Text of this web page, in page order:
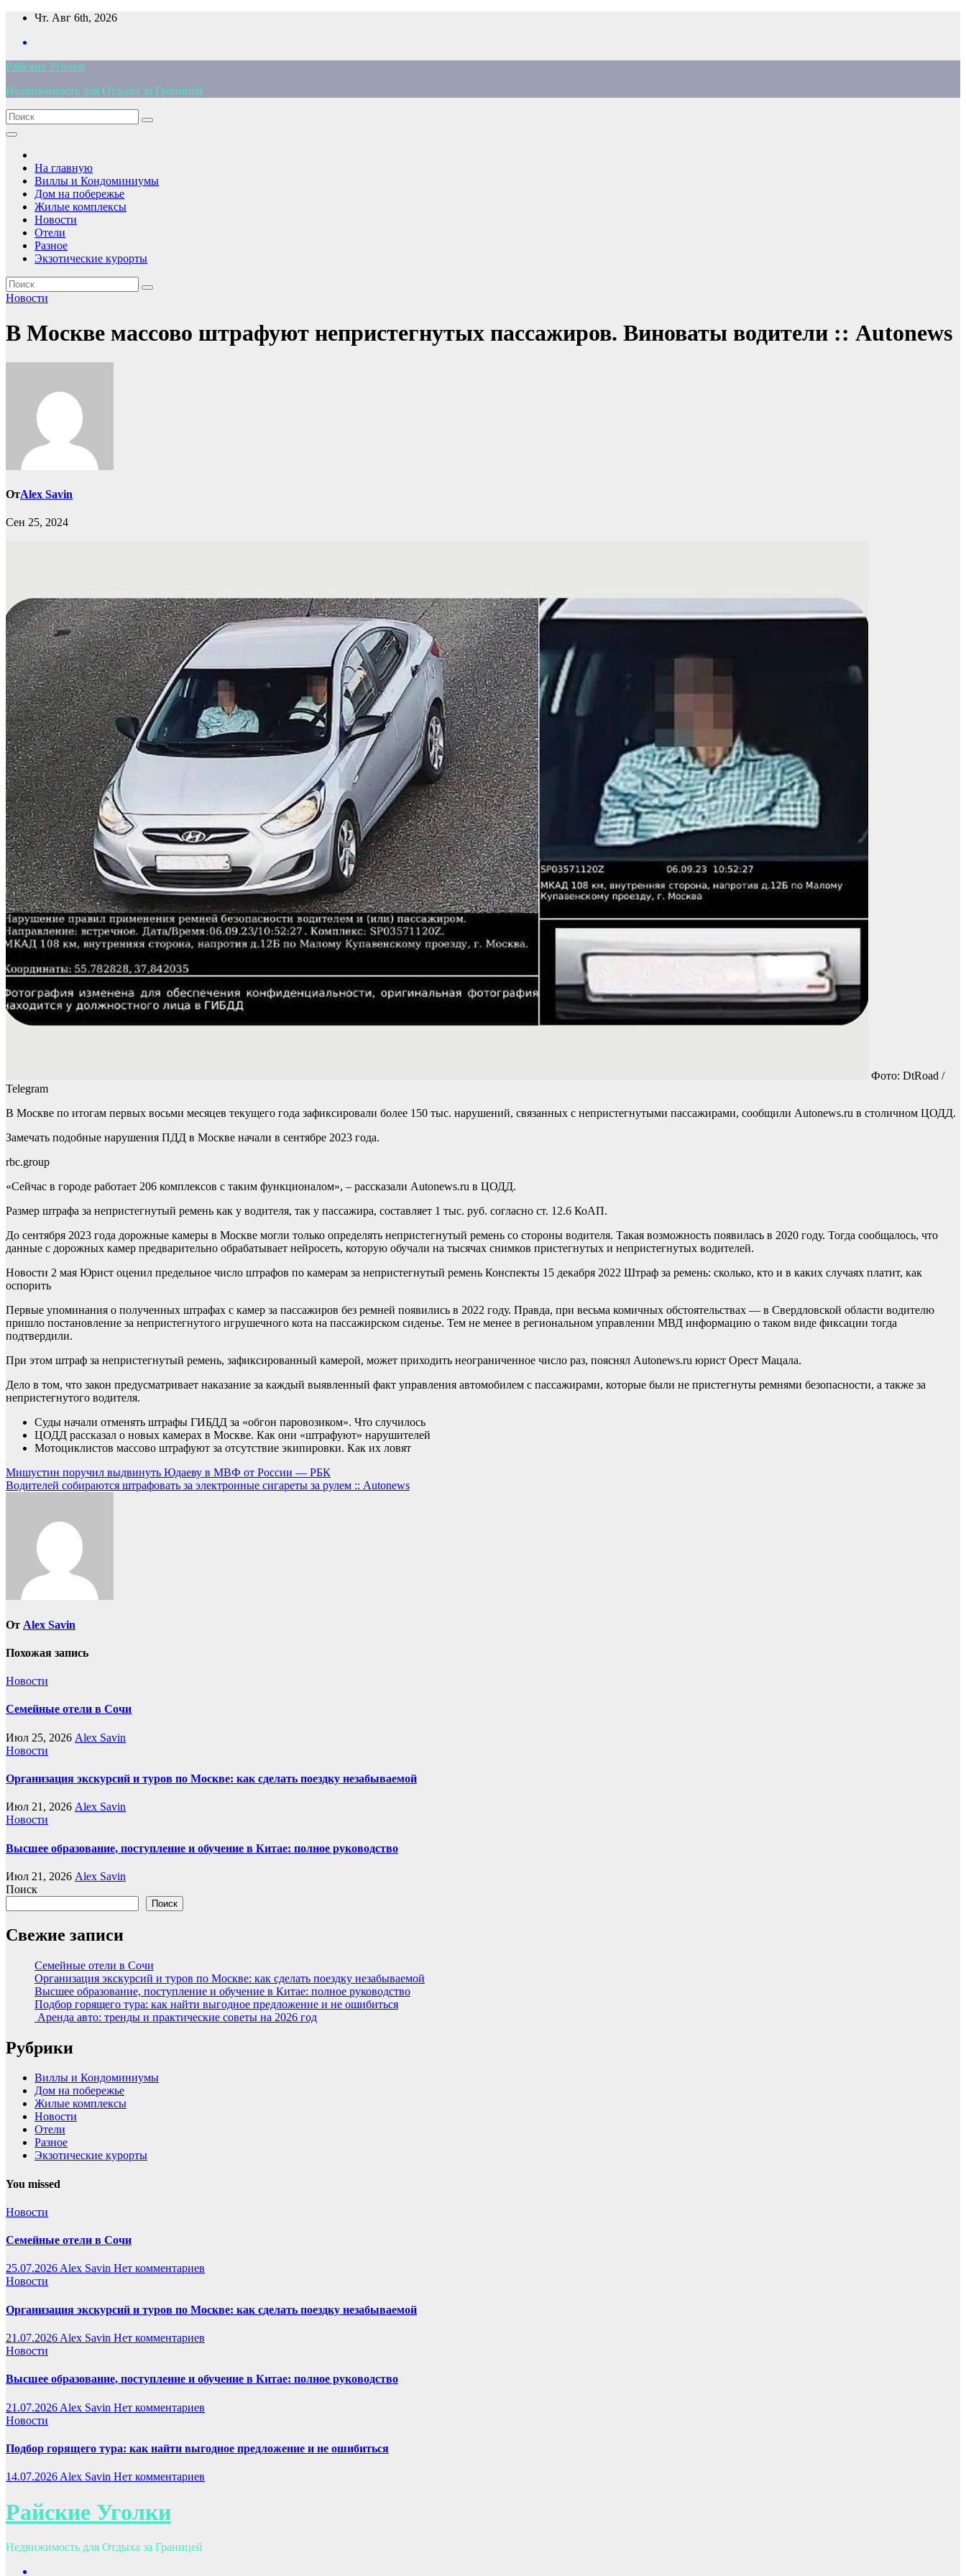
Перейти
содержимому
Чт. Авг 6th, 2026
Райские Уголки
Недвижимость для Отдыха за Границей
На главную
Виллы и Кондоминиумы
Дом на побережье
Жилые комплексы
Новости
Отели
Разное
Экзотические курорты
Новости
В Москве массово штрафуют непристегнутых пассажиров. Виноваты водители :: Autonews
ОтAlex Savin
Сен 25, 2024
Фото: DtRoad /
Telegram
В Москве по итогам первых восьми месяцев текущего года зафиксировали более 150 тыс. нарушений, связанных с непристегнутыми пассажирами, сообщили Autonews.ru в столичном ЦОДД.
Замечать подобные нарушения ПДД в Москве начали в сентябре 2023 года.
rbc.group
«Сейчас в городе работает 206 комплексов с таким функционалом», – рассказали Autonews.ru в ЦОДД.
Размер штрафа за непристегнутый ремень как у водителя, так у пассажира, составляет 1 тыс. руб. согласно ст. 12.6 КоАП.
До сентября 2023 года дорожные камеры в Москве могли только определять непристегнутый ремень со стороны водителя. Такая возможность появилась в 2020 году. Тогда сообщалось, что
данные с дорожных камер предварительно обрабатывает нейросеть, которую обучали на тысячах снимков пристегнутых и непристегнутых водителей.
Новости 2 мая Юрист оценил предельное число штрафов по камерам за непристегнутый ремень Конспекты 15 декабря 2022 Штраф за ремень: сколько, кто и в каких случаях платит, как
оспорить
Первые упоминания о полученных штрафах с камер за пассажиров без ремней появились в 2022 году. Правда, при весьма комичных обстоятельствах — в Свердловской области водителю
пришло постановление за непристегнутого игрушечного кота на пассажирском сиденье. Тем не менее в региональном управлении МВД информацию о таком виде фиксации тогда
подтвердили.
При этом штраф за непристегнутый ремень, зафиксированный камерой, может приходить неограниченное число раз, пояснял Autonews.ru юрист Орест Мацала.
Дело в том, что закон предусматривает наказание за каждый выявленный факт управления автомобилем с пассажирами, которые были не пристегнуты ремнями безопасности, а также за
непристегнутого водителя.
Суды начали отменять штрафы ГИБДД за «обгон паровозиком». Что случилось
ЦОДД рассказал о новых камерах в Москве. Как они «штрафуют» нарушителей
Мотоциклистов массово штрафуют за отсутствие экипировки. Как их ловят
Навигация
по
Мишустин поручил выдвинуть Юдаеву в МВФ от России — РБК
Водителей собираются штрафовать за электронные сигареты за рулем :: Autonews
От Alex Savin
Похожая запись
Новости
Семейные отели в Сочи
Июл 25, 2026 Alex Savin
Новости
Организация экскурсий и туров по Москве: как сделать поездку незабываемой
Июл 21, 2026 Alex Savin
Новости
Высшее образование, поступление и обучение в Китае: полное руководство
Июл 21, 2026 Alex Savin
Поиск
Поиск
Свежие записи
Семейные отели в Сочи
Организация экскурсий и туров по Москве: как сделать поездку незабываемой
Высшее образование, поступление и обучение в Китае: полное руководство
Подбор горящего тура: как найти выгодное предложение и не ошибиться
Аренда авто: тренды и практические советы на 2026 год
Рубрики
Виллы и Кондоминиумы
Дом на побережье
Жилые комплексы
Новости
Отели
Разное
Экзотические курорты
You missed
Новости
Семейные отели в Сочи
25.07.2026Alex Savin Нет комментариев
Новости
Организация экскурсий и туров по Москве: как сделать поездку незабываемой
21.07.2026 Alex Savin Нет комментариев
Новости
Высшее образование, поступление и обучение в Китае: полное руководство
21.07.2026 Alex Savin Нет комментариев
Новости
Подбор горящего тура: как найти выгодное предложение и не ошибиться
14.07.2026 Alex Savin Нет комментариев
Райские Уголки
Недвижимость для Отдыха за Границей